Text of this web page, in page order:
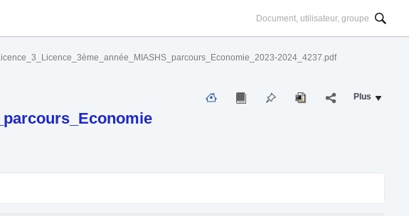
2024_4237.pdf
Plus